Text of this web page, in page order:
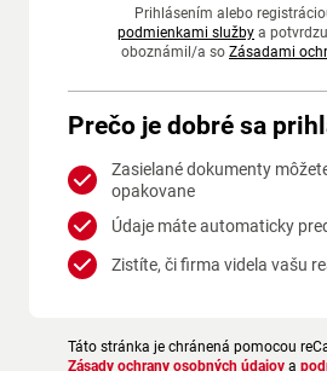
Prihlásením alebo
podmienkami služby a
oboznámil/a so Zásadami
Prečo je dobré sa
Zasielané dokumenty
opakovane
Údaje máte automaticky
Zistíte, či firma videla vašu
Táto stránka je chránená pomocou
Zásady ochrany osobných údajov a